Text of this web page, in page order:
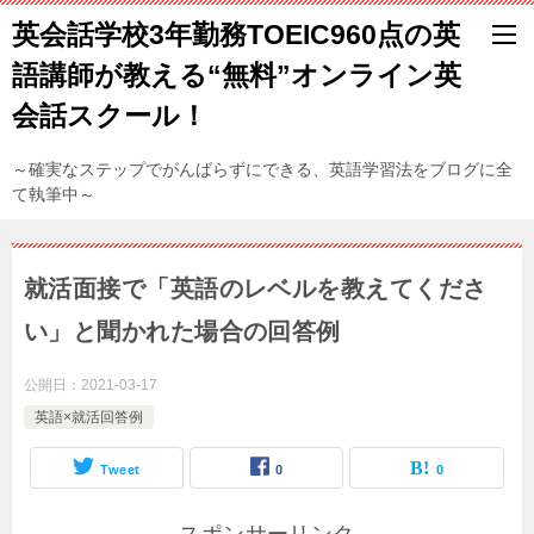
英会話学校3年勤務TOEIC960点の英
語講師が教える“無料”オンライン英
会話スクール！
～確実なステップでがんばらずにできる、英語学習法をブログに全
て執筆中～
就活面接で「英語のレベルを教えてくださ
い」と聞かれた場合の回答例
公開日： 2021-03-17
英語×就活回答例
Tweet 0 0